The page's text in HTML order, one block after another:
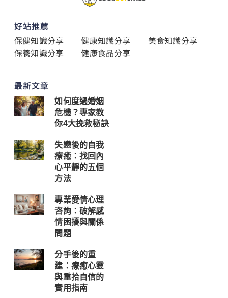
好站推薦
保健知識分享
健康知識分享
美食知識分享
保養知識分享
健康食品分享
最新文章
如何度過婚姻
危機？專家教
你4大挽救秘訣
失戀後的自我
療癒：找回內
心平靜的五個
方法
專業愛情心理
咨詢：破解感
情困擾與關係
問題
分手後的重
建：療癒心靈
與重拾自信的
實用指南